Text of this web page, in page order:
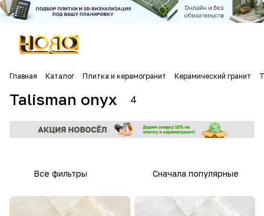
Главная Каталог Плитка и керамогранит Керамический гранит
Talisman onyx 4
Все фильтры Сначала популярные